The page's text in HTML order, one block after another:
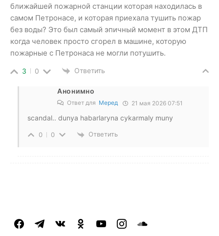
ближайшей пожарной станции которая находилась в
самом Петронасе, и которая приехала тушить пожар
без воды? Это был самый эпичный момент в этом ДТП
когда человек просто сгорел в машине, которую
пожарные с Петронаса не могли потушить.
3 0 Ответить
Анонимно
Ответ для Меред 21 мая 2026 07:51
scandal.. dunya habarlaryna cykarmaly muny
0 0 Ответить
facebooktelegramvkontakteodnoklassniki
youtubeinstagramsoundcloud